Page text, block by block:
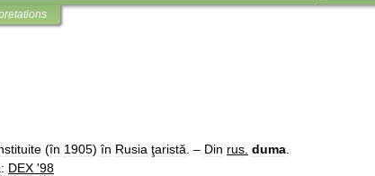
(în 1905)în Rusia ţaristă . – Din rus duma
DEX '98